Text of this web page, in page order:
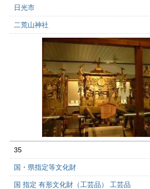
日光市
二荒山神社
35
国・県指定等文化財
国 指定 有形文化財（工芸品） 工芸品